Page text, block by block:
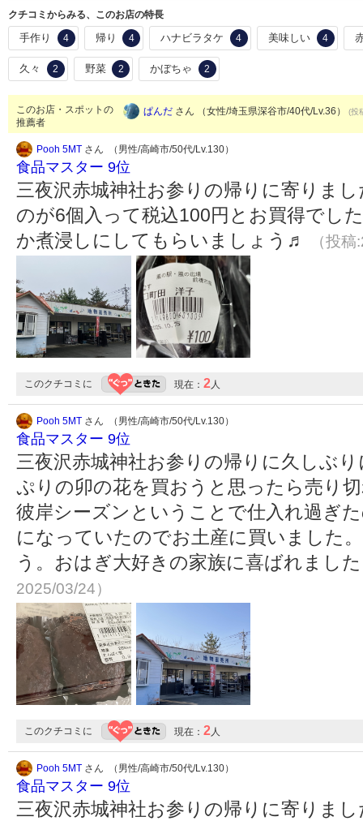
クチコミからみる、このお店の特長
手作り 4 帰り 4 ハナビラタケ 4 美味しい 4
久々 2 野菜 2 かぼちゃ 2
このお店・スポットの
推薦者
ぱんだ さん （女性/埼玉県深谷市/40代/Lv.36） (投
Pooh 5MT さん （男性/高崎市/50代/Lv.130）
食品マスター 9位
三夜沢赤城神社お参りの帰りに寄りま
のが6個入って税込100円とお買得でし
か煮浸しにしてもらいましょう♬
（投
このクチコミに 現在： 2人
Pooh 5MT さん （男性/高崎市/50代/Lv.130）
食品マスター 9位
三夜沢赤城神社お参りの帰りに久しぶ
ぷりの卯の花を買おうと思ったら売り
彼岸シーズンということで仕入れ過ぎ
になっていたのでお土産に買いました
う。おはぎ大好きの家族に喜ばれまし
2025/03/24）
このクチコミに 現在： 2人
Pooh 5MT さん （男性/高崎市/50代/Lv.130）
食品マスター 9位
三夜沢赤城神社お参りの帰りに寄りま